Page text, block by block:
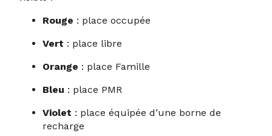
Rouge : place occupée
Vert : place libre
Orange : place Famille
Bleu : place PMR
Violet : place équipée d’une borne de
recharge